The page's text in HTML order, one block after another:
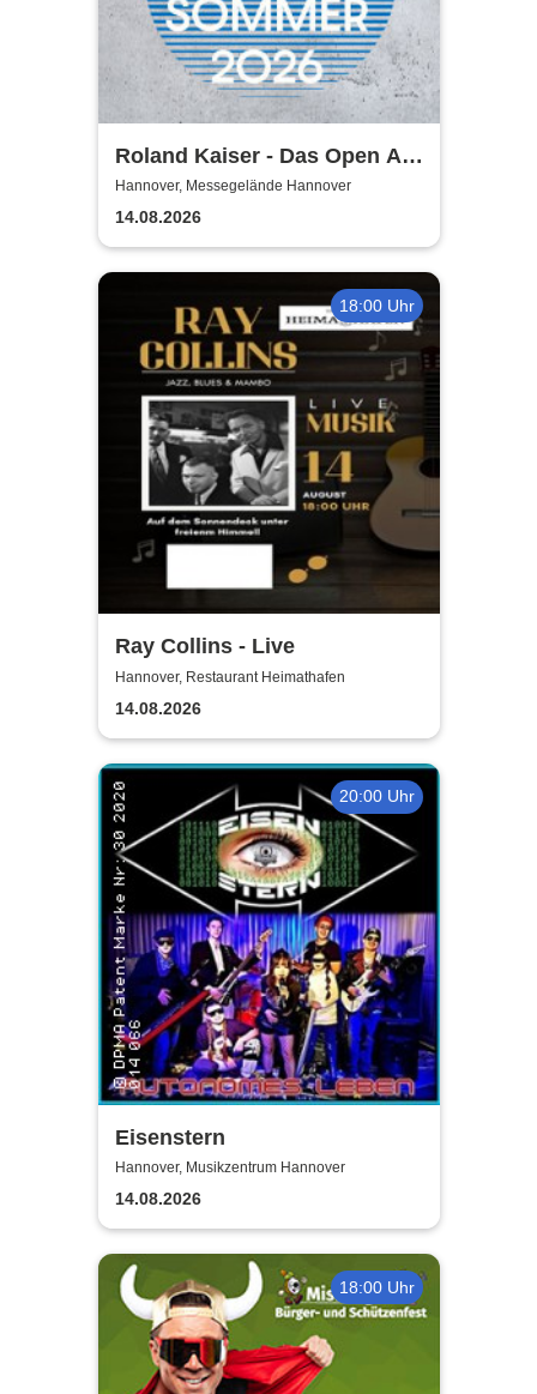
Roland Kaiser - Das Open Air
2026!
Hannover, Messegelände Hannover
14.08.2026
18:00 Uhr
Ray Collins - Live
Hannover, Restaurant Heimathafen
14.08.2026
20:00 Uhr
Eisenstern
Hannover, Musikzentrum Hannover
14.08.2026
18:00 Uhr